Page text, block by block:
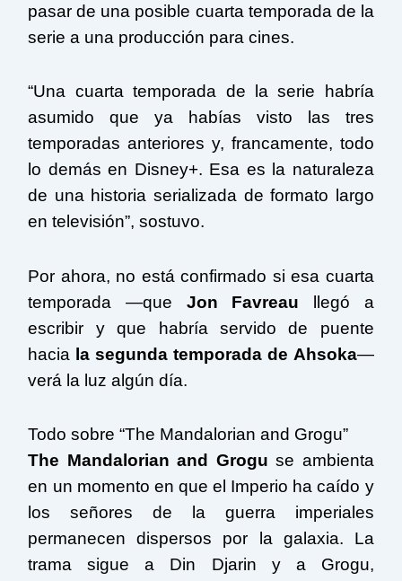
pasar de una posible cuarta temporada de la
serie a una producción para cines.
“Una cuarta temporada de la serie habría
asumido que ya habías visto las tres
temporadas anteriores y, francamente, todo
lo demás en Disney+. Esa es la naturaleza
de una historia serializada de formato largo
en televisión”, sostuvo.
Por ahora, no está confirmado si esa cuarta
temporada —que Jon Favreau llegó a
escribir y que habría servido de puente
hacia la segunda temporada de Ahsoka—
verá la luz algún día.
Todo sobre “The Mandalorian and Grogu”
The Mandalorian and Grogu se ambienta
en un momento en que el Imperio ha caído y
los señores de la guerra imperiales
permanecen dispersos por la galaxia. La
trama sigue a Din Djarin y a Grogu,